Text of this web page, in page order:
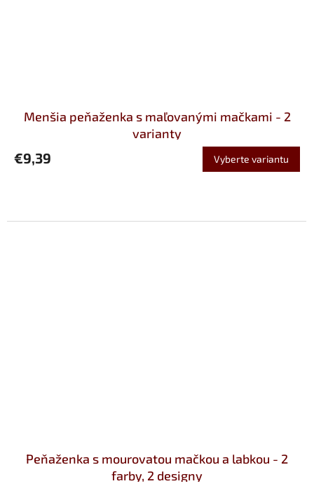
Menšia peňaženka s maľovanými mačkami - 2
varianty
€9,39 Vyberte variantu
Peňaženka s mourovatou mačkou a labkou - 2
farby, 2 designy